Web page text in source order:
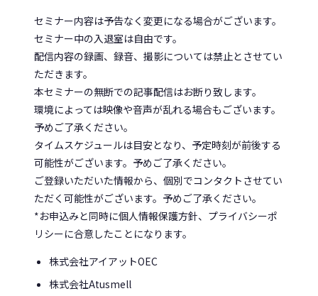
セミナー内容は予告なく変更になる場合がございます。
セミナー中の入退室は自由です。
配信内容の録画、録音、撮影については禁止とさせてい
ただきます。
本セミナーの無断での記事配信はお断り致します。
環境によっては映像や音声が乱れる場合もございます。
予めご了承ください。
タイムスケジュールは目安となり、予定時刻が前後する
可能性がございます。予めご了承ください。
ご登録いただいた情報から、個別でコンタクトさせてい
ただく可能性がございます。予めご了承ください。
*お申込みと同時に個人情報保護方針、プライバシーポ
リシーに合意したことになります。
株式会社アイアットOEC
株式会社Atusmell